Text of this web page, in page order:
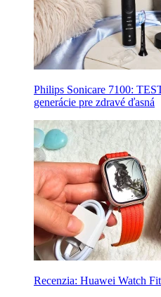
Philips Sonicare 7100:
generácie pre zdravé ďasná
Recenzia: Huawei Watch